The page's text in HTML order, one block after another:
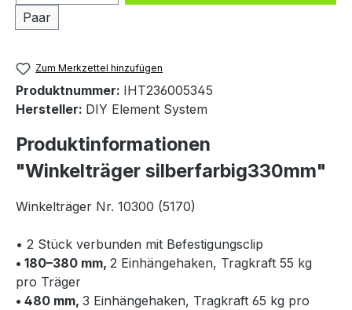
Paar
Zum Merkzettel hinzufügen
Produktnummer: IHT236005345
Hersteller: DIY Element System
Produktinformationen
"Winkelträger silberfarbig330mm"
Winkelträger Nr. 10300 (5170)
• 2 Stück verbunden mit Befestigungsclip
• 180–380 mm, 2 Einhängehaken, Tragkraft 55 kg
pro Träger
• 480 mm, 3 Einhängehaken, Tragkraft 65 kg pro